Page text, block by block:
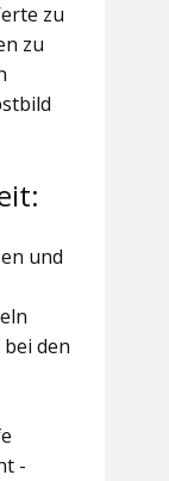
zu
zu
und
den
-